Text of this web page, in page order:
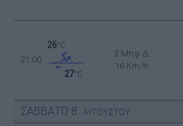
21:00
26°C
27°C
3 Μπφ Δ
16 Km/h
ΣΑΒΒΑΤΟ 8 ΑΥΓΟΥΣΤΟΥ